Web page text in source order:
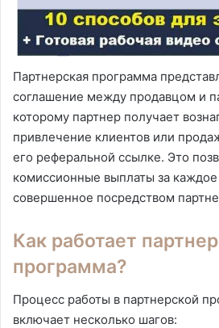
Партнерская программа
соглашение между продавцом и
которому партнер получает
привлечение клиентов или
его реферальной ссылке. Это
комиссионные выплаты за каждое
совершенное посредством
Как работает
программа?
Процесс работы в партнерской
включает несколько шагов: